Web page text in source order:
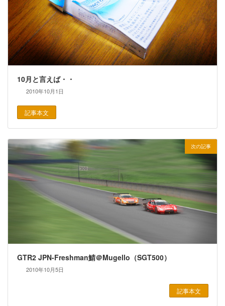
10月と言えば・・
2010年10月1日
記事本文
次の記事
GTR2 JPN-Freshman鯖＠Mugello（SGT500）
2010年10月5日
記事本文